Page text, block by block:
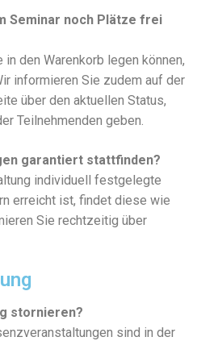
Seminar noch Plätze frei
den Warenkorb legen können,
informieren Sie zudem auf der
über den aktuellen Status,
Teilnehmenden geben.
garantiert stattfinden?
individuell festgelegte
erreicht ist, findet diese wie
Sie rechtzeitig über
stornieren?
sind in der